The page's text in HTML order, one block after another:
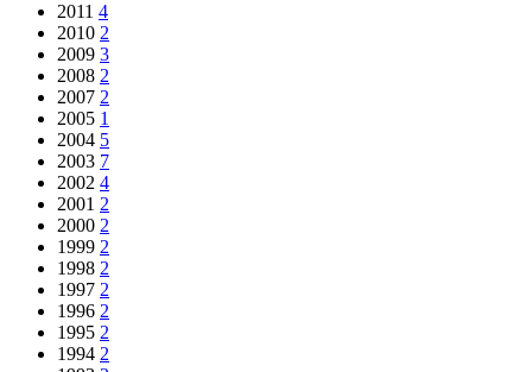
2011 4
2010 2
2009 3
2008 2
2007 2
2005 1
2004 5
2003 7
2002 4
2001 2
2000 2
1999 2
1998 2
1997 2
1996 2
1995 2
1994 2